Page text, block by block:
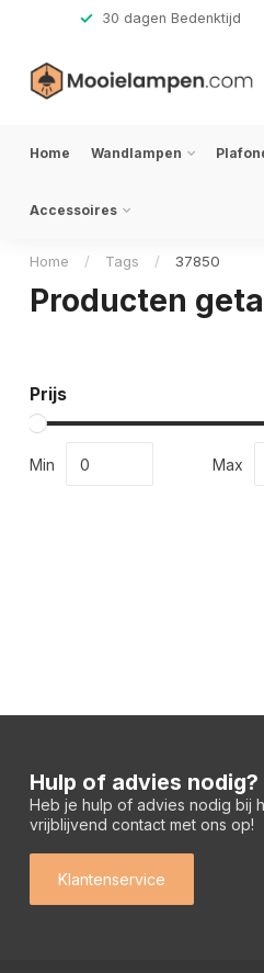
30 dagen Bedenktijd
Home Wandlampen
Accessoires
Home / Tags / 37850
Producten
Prijs
Min Max
Hulp of advies nodig?
Heb je hulp of advies nodig bij
vrijblijvend contact met ons op!
Klantenservice